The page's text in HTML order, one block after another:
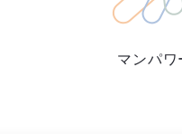
マンパ